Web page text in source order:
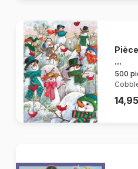
...
500